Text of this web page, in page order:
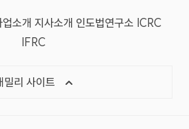
소개 지사소개 인도법연구소 ICRC
IFRC
밀리 사이트